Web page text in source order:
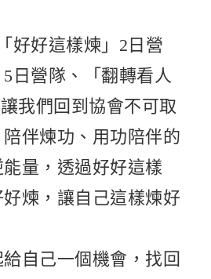
好好這樣煉」2日營
日營隊、「翻轉看人
我們回到協會不可取
伴煉功、用功陪伴的
量，透過好好這樣
煉，讓自己這樣煉好
自己一個機會，找回